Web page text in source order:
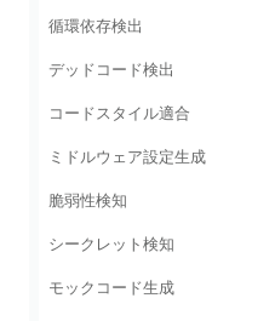
循環依存検出
デッドコード検出
コードスタイル適合
ミドルウェア設定生成
脆弱性検知
シークレット検知
モックコード生成